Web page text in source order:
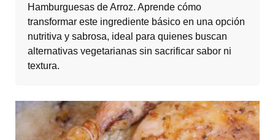
Hamburguesas de Arroz. Aprende cómo
transformar este ingrediente básico en una opción
nutritiva y sabrosa, ideal para quienes buscan
alternativas vegetarianas sin sacrificar sabor ni
textura.